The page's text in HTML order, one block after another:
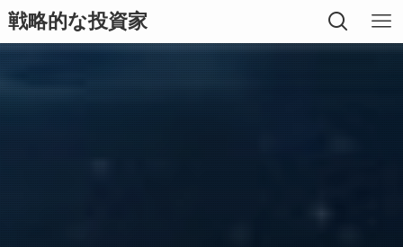
戦略的な投資家